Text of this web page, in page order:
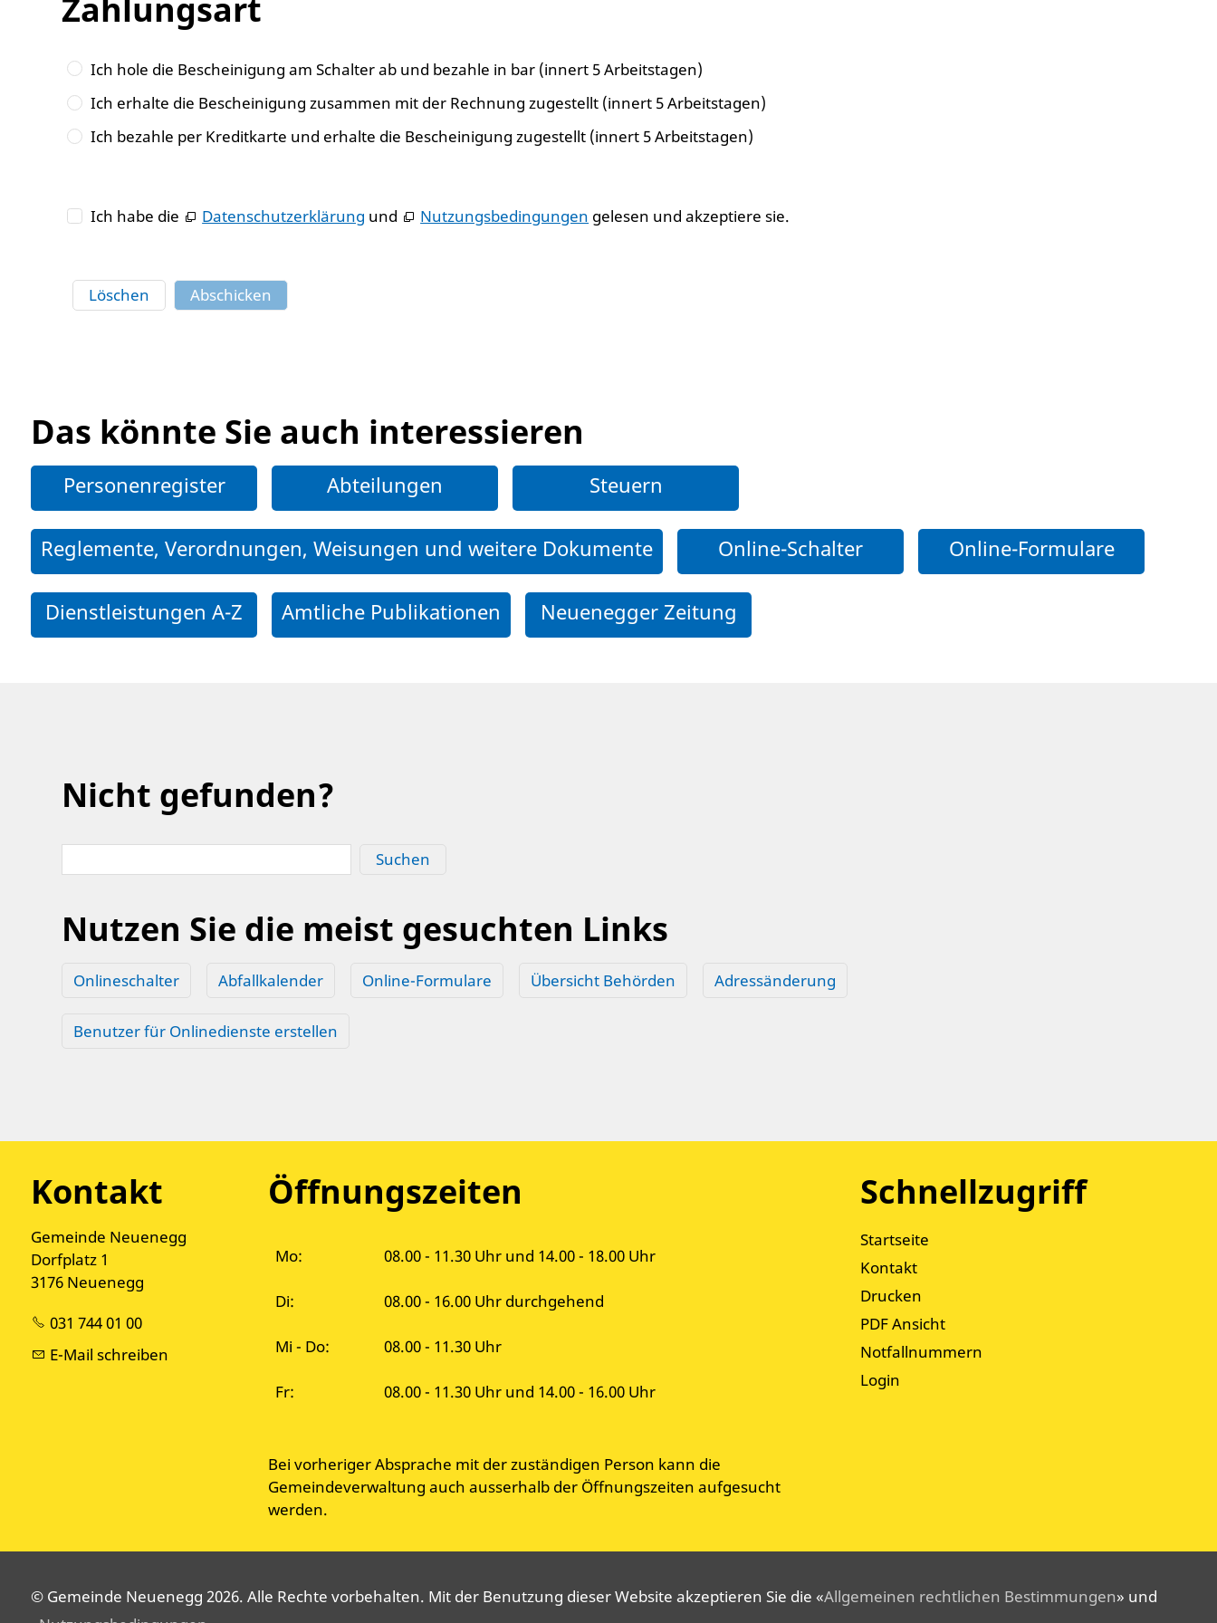
Ich hole die Bescheinigung am Schalter ab und bezahle in bar (innert 5 Arbeitstagen)
Ich erhalte die Bescheinigung zusammen mit der Rechnung zugestellt (innert 5 Arbeitstagen)
Ich bezahle per Kreditkarte und erhalte die Bescheinigung zugestellt (innert 5 Arbeitstagen)
Ich habe die Datenschutzerklärung und Nutzungsbedingungen gelesen und akzeptiere sie.
Löschen Abschicken
Das könnte Sie auch interessieren
Personenregister Abteilungen Steuern
Reglemente, Verordnungen, Weisungen und weitere Dokumente Online-Schalter Online-Formulare
Dienstleistungen A-Z Amtliche Publikationen Neuenegger Zeitung
Nicht gefunden?
Suchen
Nutzen Sie die meist gesuchten Links
Onlineschalter Abfallkalender Online-Formulare Übersicht Behörden Adressänderung
Benutzer für Onlinedienste erstellen
Kontakt
Gemeinde Neuenegg
Dorfplatz 1
3176 Neuenegg
031 744 01 00
E-Mail schreiben
Öffnungszeiten
Mo: 08.00 - 11.30 Uhr und 14.00 - 18.00 Uhr
Di: 08.00 - 16.00 Uhr durchgehend
Mi - Do: 08.00 - 11.30 Uhr
Fr: 08.00 - 11.30 Uhr und 14.00 - 16.00 Uhr
Bei vorheriger Absprache mit der zuständigen Person kann die
Gemeindeverwaltung auch ausserhalb der Öffnungszeiten aufgesucht
werden.
Schnellzugriff
Startseite
Kontakt
Drucken
PDF Ansicht
Notfallnummern
Login
© Gemeinde Neuenegg 2026. Alle Rechte vorbehalten. Mit der Benutzung dieser Website akzeptieren Sie die «Allgemeinen rechtlichen Bestimmungen» und